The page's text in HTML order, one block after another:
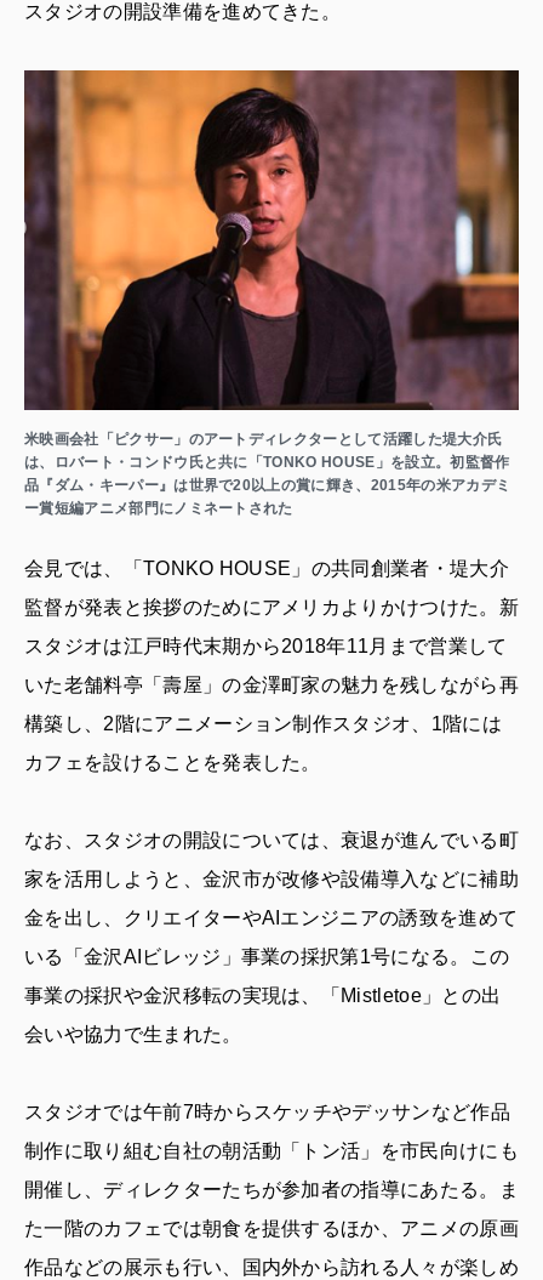
スタジオの開設準備を進めてきた。
米映画会社「ピクサー」のアートディレクターとして活躍した堤大介氏
は、ロバート・コンドウ氏と共に「TONKO HOUSE」を設立。初監督作
品『ダム・キーパー』は世界で20以上の賞に輝き、2015年の米アカデミ
ー賞短編アニメ部門にノミネートされた
会見では、「TONKO HOUSE」の共同創業者・堤大介
監督が発表と挨拶のためにアメリカよりかけつけた。新
スタジオは江戸時代末期から2018年11月まで営業して
いた老舗料亭「壽屋」の金澤町家の魅力を残しながら再
構築し、2階にアニメーション制作スタジオ、1階には
カフェを設けることを発表した。
なお、スタジオの開設については、衰退が進んでいる町
家を活用しようと、金沢市が改修や設備導入などに補助
金を出し、クリエイターやAIエンジニアの誘致を進めて
いる「金沢AIビレッジ」事業の採択第1号になる。この
事業の採択や金沢移転の実現は、「Mistletoe」との出
会いや協力で生まれた。
スタジオでは午前7時からスケッチやデッサンなど作品
制作に取り組む自社の朝活動「トン活」を市民向けにも
開催し、ディレクターたちが参加者の指導にあたる。ま
た一階のカフェでは朝食を提供するほか、アニメの原画
作品などの展示も行い、国内外から訪れる人々が楽しめ